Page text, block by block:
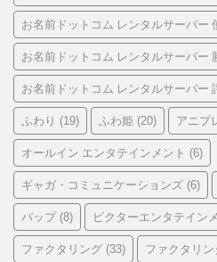
お名前ドットコム レンタルサーバー
お名前ドットコム レンタルサーバー
お名前ドットコム レンタルサーバー
ふわり (19) ふわ姫 (20) アニプ
オールイン エンタテインメント (6)
ギャガ・コミュニケーションズ (6)
バップ(8) ビクターエンタテイン
ファクタリング (33) ファクタリ